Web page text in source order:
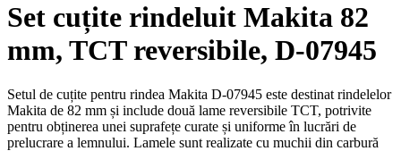
Set cuțite rindeluit Makita 82
mm, TCT reversibile, D-07945
Setul de cuțite pentru rindea Makita D-07945 este destinat rindelelor
Makita de 82 mm și include două lame reversibile TCT, potrivite
pentru obținerea unei suprafețe curate și uniforme în lucrări de
prelucrare a lemnului. Lamele sunt realizate cu muchii din carbură